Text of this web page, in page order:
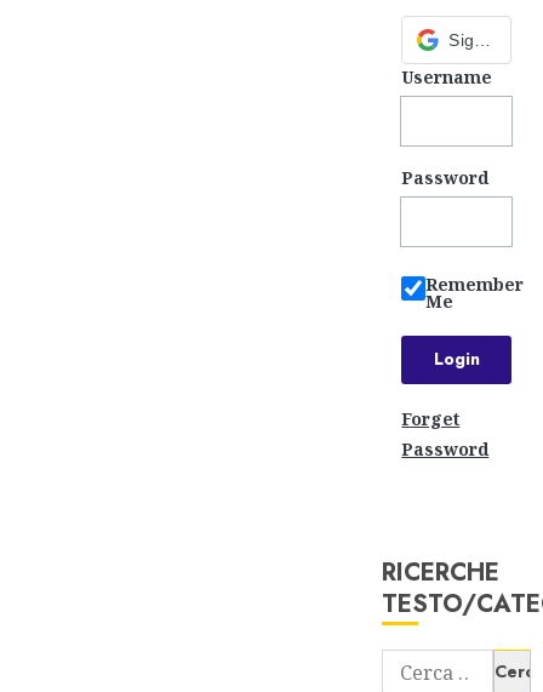
Username
Password
Remember
Me
Forget
Password
RICERCHE
TESTO/
Ricerca